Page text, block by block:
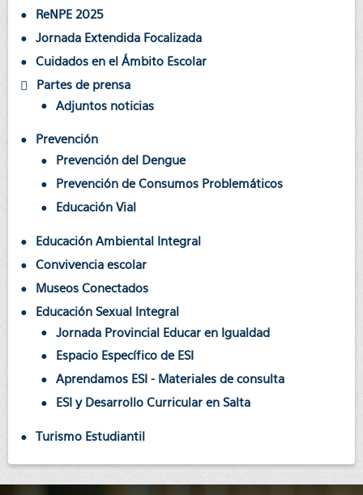
ReNPE 2025
Jornada Extendida Focalizada
Cuidados en el Ámbito Escolar
Partes de prensa
Adjuntos noticias
Prevención
Prevención del Dengue
Prevención de Consumos Problemáticos
Educación Vial
Educación Ambiental Integral
Convivencia escolar
Museos Conectados
Educación Sexual Integral
Jornada Provincial Educar en Igualdad
Espacio Específico de ESI
Aprendamos ESI - Materiales de consulta
ESI y Desarrollo Curricular en Salta
Turismo Estudiantil